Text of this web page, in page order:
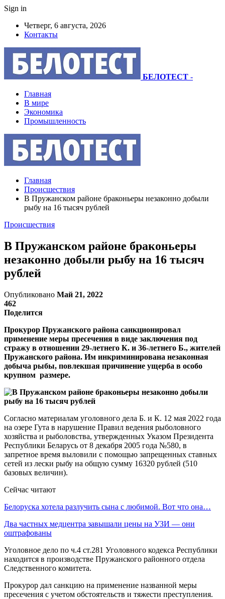
Sign in
Четверг, 6 августа, 2026
Контакты
БЕЛОТЕСТ -
Главная
В мире
Экономика
Промышленность
Главная
Происшествия
В Пружанском районе браконьеры незаконно добыли
рыбу на 16 тысяч рублей
Происшествия
В Пружанском районе браконьеры
незаконно добыли рыбу на 16 тысяч
рублей
Опубликовано Май 21, 2022
462
Поделится
Прокурор Пружанского района санкционировал
применение меры пресечения в виде заключения под
стражу в отношении 29-летнего К. и 36-летнего Б., жителей
Пружанского района. Им инкриминирована незаконная
добыча рыбы, повлекшая причинение ущерба в особо
крупном размере.
Согласно материалам уголовного дела Б. и К. 12 мая 2022 года
на озере Гута в нарушение Правил ведения рыболовного
хозяйства и рыболовства, утвержденных Указом Президента
Республики Беларусь от 8 декабря 2005 года №580, в
запретное время выловили с помощью запрещенных ставных
сетей из лески рыбу на общую сумму 16320 рублей (510
базовых величин).
Сейчас читают
Белоруска хотела разлучить сына с любимой. Вот что она…
Два частных медцентра завышали цены на УЗИ — они
оштрафованы
Уголовное дело по ч.4 ст.281 Уголовного кодекса Республики
находится в производстве Пружанского районного отдела
Следственного комитета.
Прокурор дал санкцию на применение названной меры
пресечения с учетом обстоятельств и тяжести преступления.